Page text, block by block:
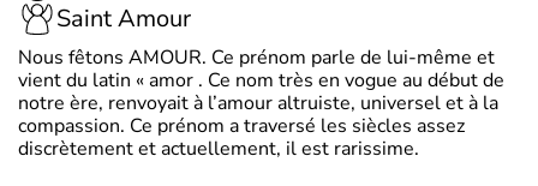
Saint Amour
Nous fêtons AMOUR. Ce prénom parle de lui-même et
vient du latin « amor . Ce nom très en vogue au début de
notre ère, renvoyait à l’amour altruiste, universel et à la
compassion. Ce prénom a traversé les siècles assez
discrètement et actuellement, il est rarissime.